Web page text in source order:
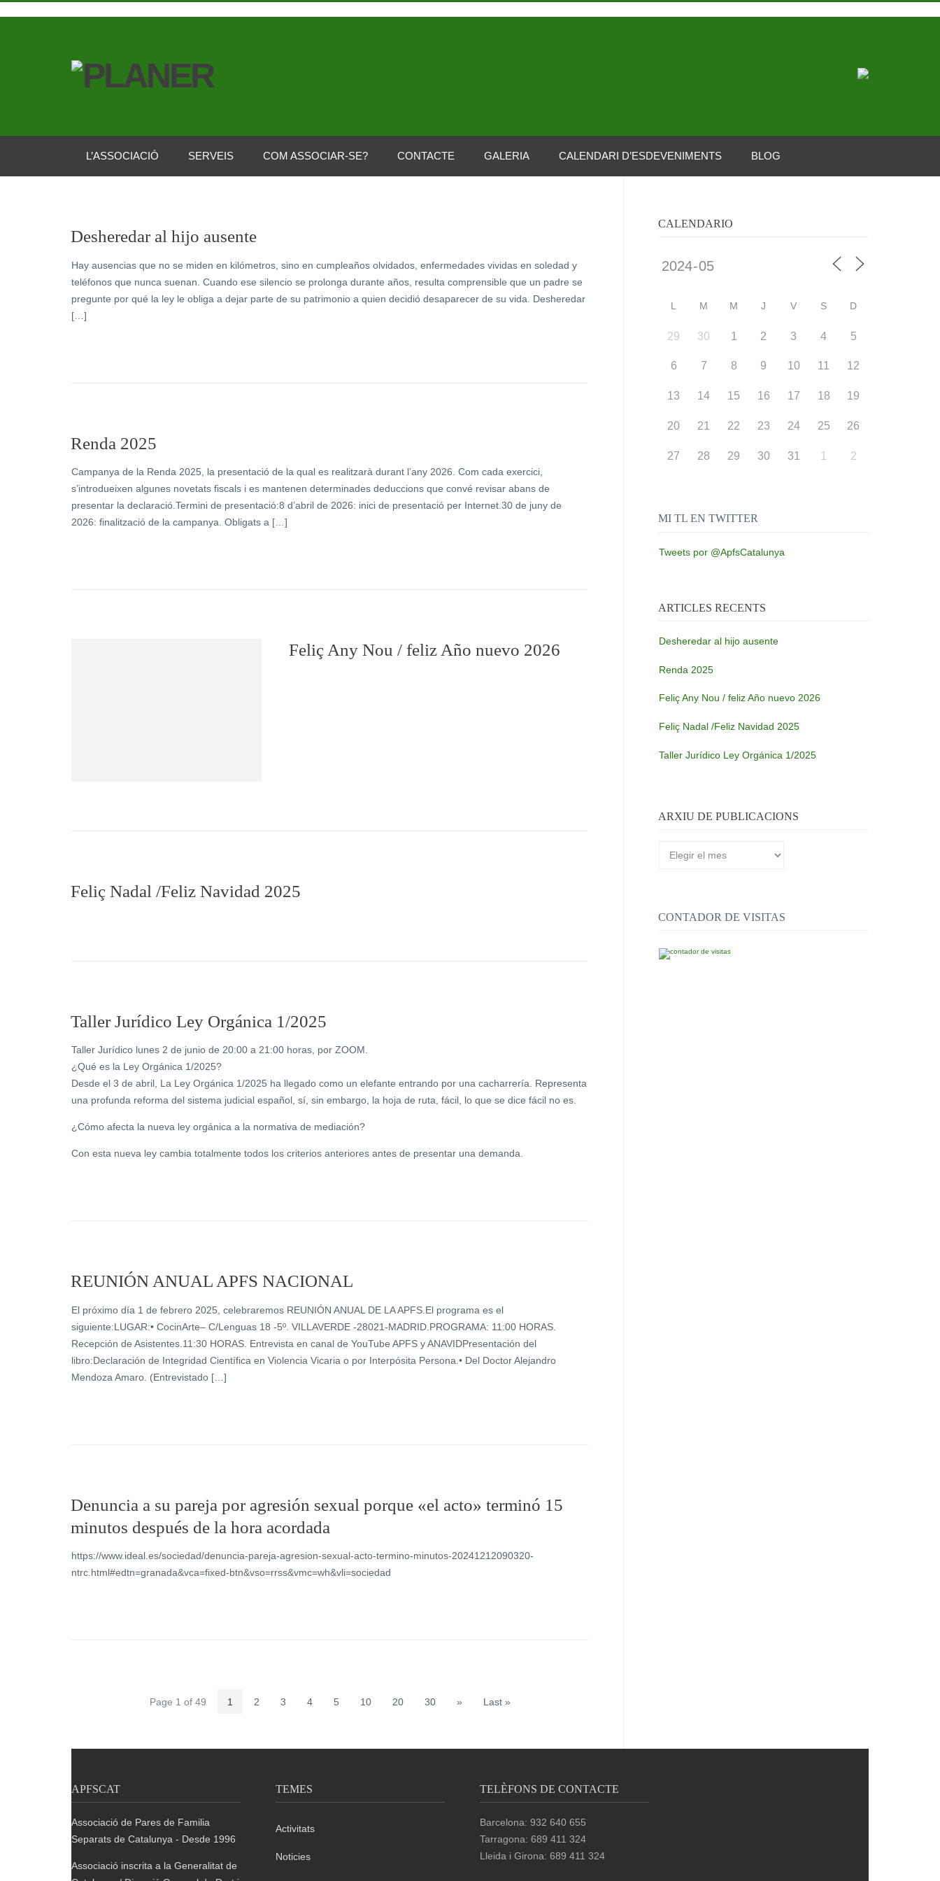
L’ASSOCIACIÓ SERVEIS COM ASSOCIAR-SE? CONTACTE GALERIA CALENDARI D’ESDEVENIMENTS BLOG
Desheredar al hijo ausente
Hay ausencias que no se miden en kilómetros, sino en cumpleaños olvidados, enfermedades vividas en soledad y
teléfonos que nunca suenan. Cuando ese silencio se prolonga durante años, resulta comprensible que un padre se
pregunte por qué la ley le obliga a dejar parte de su patrimonio a quien decidió desaparecer de su vida. Desheredar
[…]
Renda 2025
Campanya de la Renda 2025, la presentació de la qual es realitzarà durant l’any 2026. Com cada exercici,
s’introdueixen algunes novetats fiscals i es mantenen determinades deduccions que convé revisar abans de
presentar la declaració.Termini de presentació:8 d’abril de 2026: inici de presentació per Internet.30 de juny de
2026: finalització de la campanya. Obligats a […]
Feliç Any Nou / feliz Año nuevo 2026
Feliç Nadal /Feliz Navidad 2025
Taller Jurídico Ley Orgánica 1/2025
Taller Jurídico lunes 2 de junio de 20:00 a 21:00 horas, por ZOOM.
¿Qué es la Ley Orgánica 1/2025?
Desde el 3 de abril, La Ley Orgánica 1/2025 ha llegado como un elefante entrando por una cacharrería. Representa
una profunda reforma del sistema judicial español, sí, sin embargo, la hoja de ruta, fácil, lo que se dice fácil no es.
¿Cómo afecta la nueva ley orgánica a la normativa de mediación?
Con esta nueva ley cambia totalmente todos los criterios anteriores antes de presentar una demanda.
REUNIÓN ANUAL APFS NACIONAL
El próximo día 1 de febrero 2025, celebraremos REUNIÓN ANUAL DE LA APFS.El programa es el
siguiente:LUGAR:• CocinArte– C/Lenguas 18 -5º. VILLAVERDE -28021-MADRID.PROGRAMA: 11:00 HORAS.
Recepción de Asistentes.11:30 HORAS. Entrevista en canal de YouTube APFS y ANAVIDPresentación del
libro:Declaración de Integridad Científica en Violencia Vicaria o por Interpósita Persona.• Del Doctor Alejandro
Mendoza Amaro. (Entrevistado […]
Denuncia a su pareja por agresión sexual porque «el acto» terminó 15
minutos después de la hora acordada
https://www.ideal.es/sociedad/denuncia-pareja-agresion-sexual-acto-termino-minutos-20241212090320-
ntrc.html#edtn=granada&vca=fixed-btn&vso=rrss&vmc=wh&vli=sociedad
Page 1 of 49 1 2 3 4 5 10 20 30 » Last »
CALENDARIO
L M M J V S D
29 30 1 2 3 4 5
6 7 8 9 10 11 12
13 14 15 16 17 18 19
20 21 22 23 24 25 26
27 28 29 30 31 1 2
MI TL EN TWITTER
Tweets por @ApfsCatalunya
ARTICLES RECENTS
Desheredar al hijo ausente
Renda 2025
Feliç Any Nou / feliz Año nuevo 2026
Feliç Nadal /Feliz Navidad 2025
Taller Jurídico Ley Orgánica 1/2025
ARXIU DE PUBLICACIONS
CONTADOR DE VISITAS
APFSCAT
Associació de Pares de Familia
Separats de Catalunya - Desde 1996
Associació inscrita a la Generalitat de
TEMES
Activitats
Noticies
TELÈFONS DE CONTACTE
Barcelona: 932 640 655
Tarragona: 689 411 324
Lleida i Girona: 689 411 324